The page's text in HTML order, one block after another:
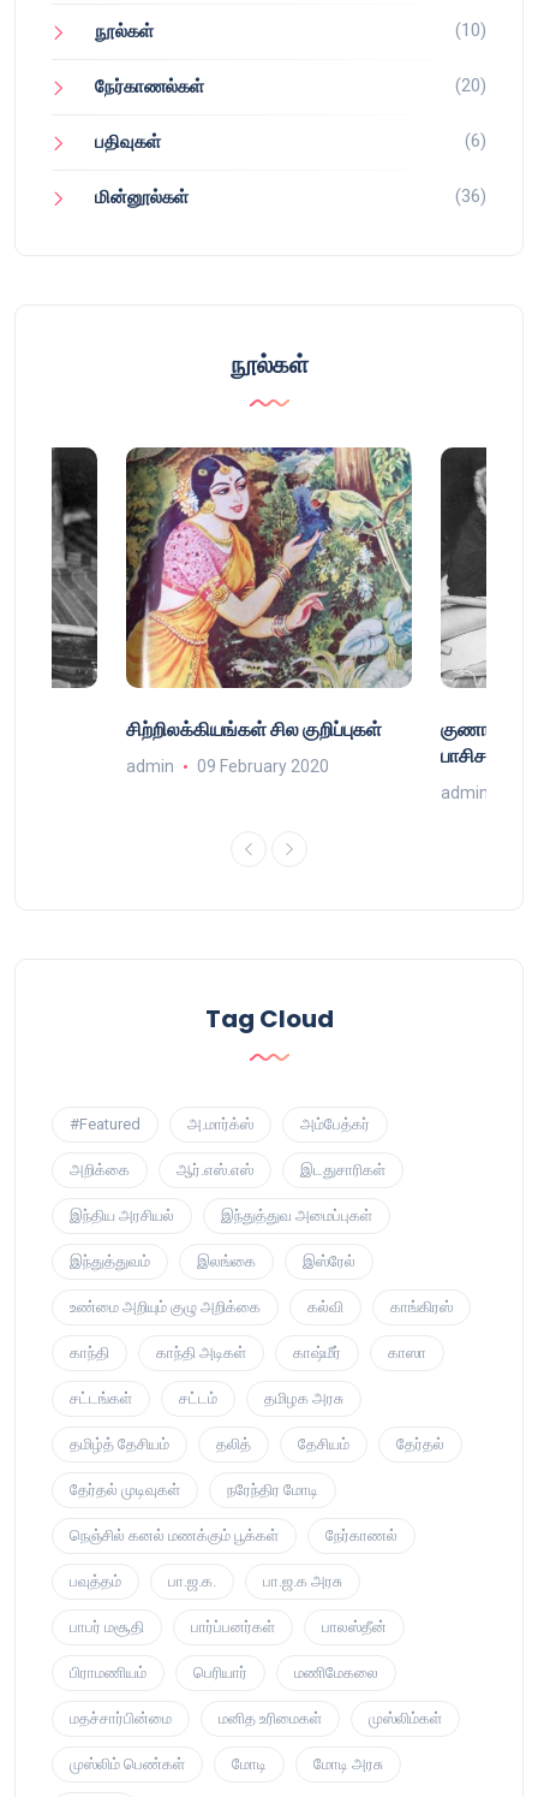
நூல்கள் (10)
நேர்காணல்கள் (20)
பதிவுகள் (6)
மின்னூல்கள் (36)
நூல்கள்
சிற்றிலக்கியங்கள் சில குறிப்புகள்
admin 09 February 2020
குணா :
admin
Tag Cloud
#Featured அ.மார்க்ஸ் அம்பேத்கர்
அறிக்கை ஆர்.எஸ்.எஸ் இடதுசாரிகள்
இந்திய அரசியல் இந்துத்துவ அமைப்புகள்
இந்துத்துவம் இலங்கை இஸ்ரேல்
உண்மை அறியும் குழு அறிக்கை கல்வி காங்கிரஸ்
காந்தி காந்தி அடிகள் காஷ்மீர் காஸா
சட்டங்கள் சட்டம் தமிழக அரசு
தமிழ்த் தேசியம் தலித் தேசியம் தேர்தல்
தேர்தல் முடிவுகள் நரேந்திர மோடி
நெஞ்சில் கனல் மணக்கும் பூக்கள் நேர்காணல்
பவுத்தம் பா.ஜ.க. பா.ஜ.க அரசு
பாபர் மசூதி பார்ப்பனர்கள் பாலஸ்தீன்
பிராமணியம் பெரியார் மணிமேகலை
மதச்சார்பின்மை மனித உரிமைகள் முஸ்லிம்கள்
முஸ்லிம் பெண்கள் மோடி மோடி அரசு